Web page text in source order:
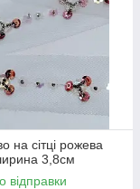
на сітці рожева
3,8см
відправки